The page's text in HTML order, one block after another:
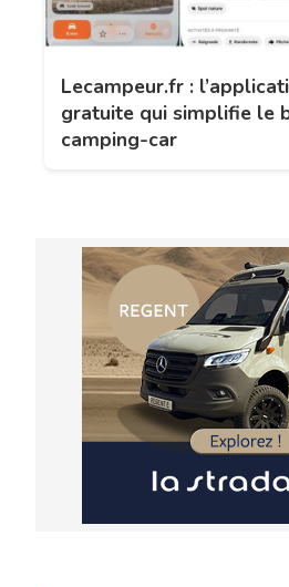
Lecampeur.fr :
gratuite qui simplifie le
camping-car